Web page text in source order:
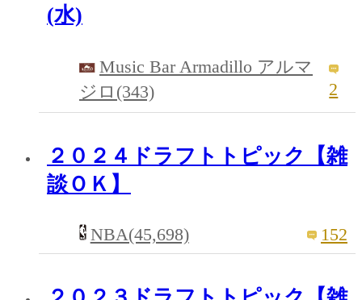
(水)
Music Bar Armadillo アルマ
ジロ(343)
2
２０２４ドラフトトピック【雑
談ＯＫ】
NBA(45,698) 152